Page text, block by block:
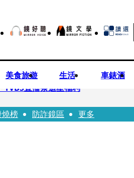
美食旅遊 生活 車錶酒
直播祭追星福利
喊撤出！
燒榜 防詐鏡區 更多